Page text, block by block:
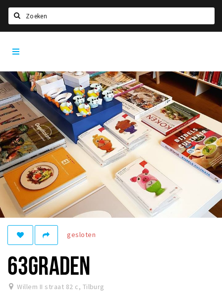
Home
Agenda
Deals
Nieuws, interviews & blogs
Eten
Drinken
Slapen
Recreatief
Winkels
Winkelgebieden
Parkeren
Bezienswaardigheden
Musea, theaters & podia
Uitjes & activiteiten
gesloten
63GRADEN
Willem II straat 82 c, Tilburg